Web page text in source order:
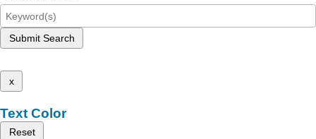
Submit Search
x
Text Color
Reset